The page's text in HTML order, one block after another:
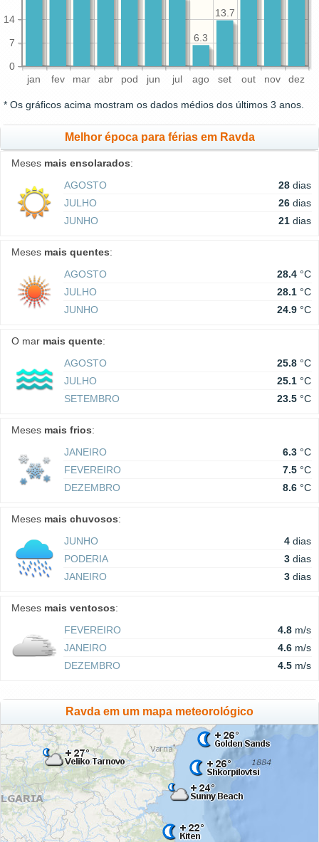
jan fev mar abr pod jun jul ago set out nov dez
0
7
14
13.7
6.3
* Os gráficos acima mostram os dados médios dos últimos 3 anos.
Melhor época para férias em Ravda
Meses mais ensolarados:
AGOSTO
28 dias
JULHO
26 dias
JUNHO
21 dias
Meses mais quentes:
AGOSTO
28.4 °C
JULHO
28.1 °C
JUNHO
24.9 °C
O mar mais quente:
AGOSTO
25.8 °C
JULHO
25.1 °C
SETEMBRO
23.5 °C
Meses mais frios:
JANEIRO
6.3 °C
FEVEREIRO
7.5 °C
DEZEMBRO
8.6 °C
Meses mais chuvosos:
JUNHO
4 dias
PODERIA
3 dias
JANEIRO
3 dias
Meses mais ventosos:
FEVEREIRO
4.8 m/s
JANEIRO
4.6 m/s
DEZEMBRO
4.5 m/s
Ravda em um mapa meteorológico